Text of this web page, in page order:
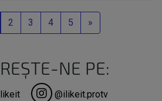
2 3 4 5 »Next
NE PE:
@ilikeit.protv